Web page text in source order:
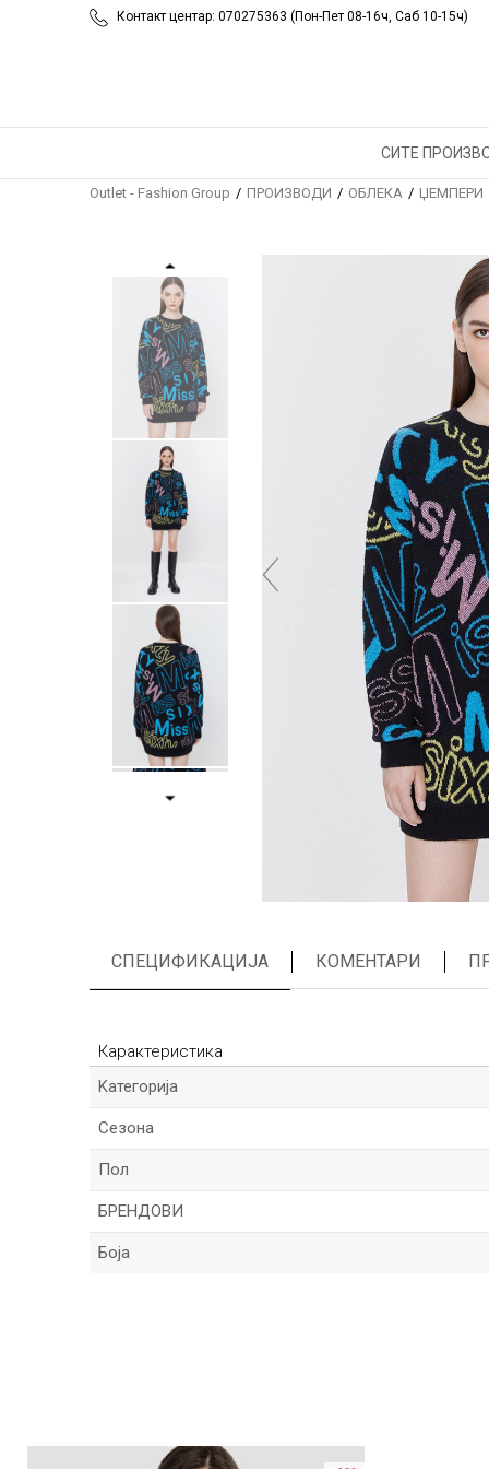
Контакт центар: 070275363 (Пон-Пет 08-16ч, Саб 10-15ч)
СИТЕ
Outlet - Fashion Group ПРОИЗВОДИ ОБЛЕКА ЏЕМПЕРИ
СПЕЦИФИКАЦИЈА КОМЕНТАРИ
Карактеристика
Kатегорија
Сезона
Пол
БРЕНДОВИ
Боја